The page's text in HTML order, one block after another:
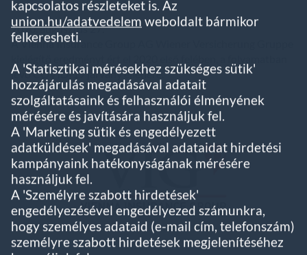
kapcsolatos részleteket is. Az
union.hu/adatvedelem weboldalt bármikor
felkeresheti.
A 'Statisztikai mérésekhez szükséges sütik'
hozzájárulás megadásával adatait
szolgáltatásaink és felhasználói élményének
mérésére és javítására használjuk fel.
A 'Marketing sütik és engedélyezett
adatküldések' megadásával adataidat hirdetési
kampányaink hatékonyságának mérésére
használjuk fel.
A 'Személyre szabott hirdetések'
engedélyezésével engedélyezed számunkra,
hogy személyes adataid (e-mail cím, telefonszám)
személyre szabott hirdetések megjelenítéséhez
2020. augusztus 27.
A Vienna Insurance Group AG Wiener Versicherung Gruppe
levő COVID-19 járvány ellenére.